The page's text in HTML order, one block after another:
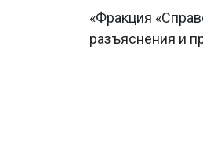
«Фракция
разъяснения и